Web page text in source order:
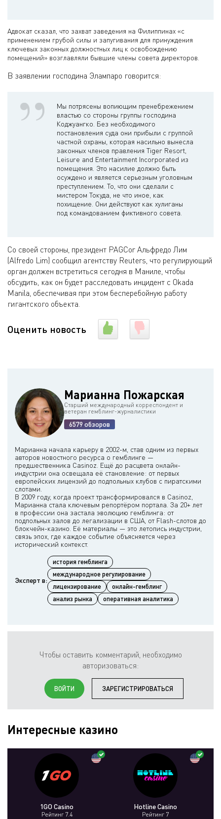
Адвокат сказал, что захват заведения на Филиппинах «с
применением грубой силы и запугивания для принуждения
ключевых законных должностных лиц к освобождению
помещений» возглавляли бывшие члены совета директоров.
В заявлении господина Элампаро говорится:
Мы потрясены вопиющим пренебрежением
властью со стороны группы господина
Коджуангко. Без необходимого
постановления суда они прибыли с группой
частной охраны, которая насильно вынесла
законных членов правления Tiger Resort,
Leisure and Entertainment Incorporated из
помещения. Это насилие должно быть
осуждено и является серьезным уголовным
преступлением. То, что они сделали с
мистером Токуда, не что иное, как
похищение. Они действуют как хулиганы
под командованием фиктивного совета.
Со своей стороны, президент PAGCor Альфредо Лим
(Alfredo Lim) сообщил агентству Reuters, что регулирующий
орган должен встретиться сегодня в Маниле, чтобы
обсудить, как он будет расследовать инцидент с Okada
Manila, обеспечивая при этом бесперебойную работу
гигантского объекта.
Оценить новость
Марианна Пожарская
Старший международный корреспондент и
ветеран гемблинг-журналистики
6579 обзоров
Марианна начала карьеру в 2002-м, став одним из первых
авторов новостного ресурса о гемблинге —
предшественника Casinoz. Ещё до расцвета онлайн-
индустрии она освещала её становление: от первых
европейских лицензий до подпольных клубов с пиратскими
слотами.
В 2009 году, когда проект трансформировался в Casinoz,
Марианна стала ключевым репортёром портала. За 20+ лет
в профессии она застала эволюцию гемблинга: от
подпольных залов до легализации в США, от Flash-слотов до
блокчейн-казино. Её материалы — это летопись индустрии,
связь эпох, где каждое событие объясняется через
Эксперт в:
история гемблинга
международное регулирование
лицензирование
онлайн-гемблинг
анализ рынка
оперативная аналитика
Чтобы оставить комментарий, необходимо
авторизоваться:
ВОЙТИ ЗАРЕГИСТРИРОВАТЬСЯ
Интересные казино
1GO Casino
Рейтинг 7.4
Hotline Casino
Рейтинг 7